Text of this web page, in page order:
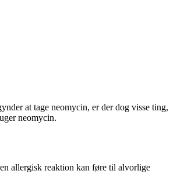
at tage neomycin, er der dog visse ting,
neomycin.
allergisk reaktion kan føre til alvorlige